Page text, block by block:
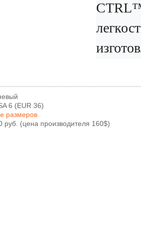
6 (EUR 36)
размеров
руб. (цена производителя 160$)